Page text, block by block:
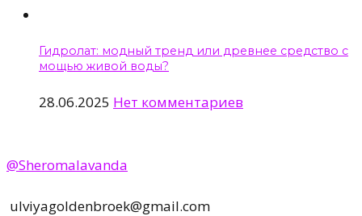
Гидролат: модный тренд или древнее средство с
мощью живой воды?
28.06.2025 Нет комментариев
@Sheromalavanda
ulviyagoldenbroek@gmail.com